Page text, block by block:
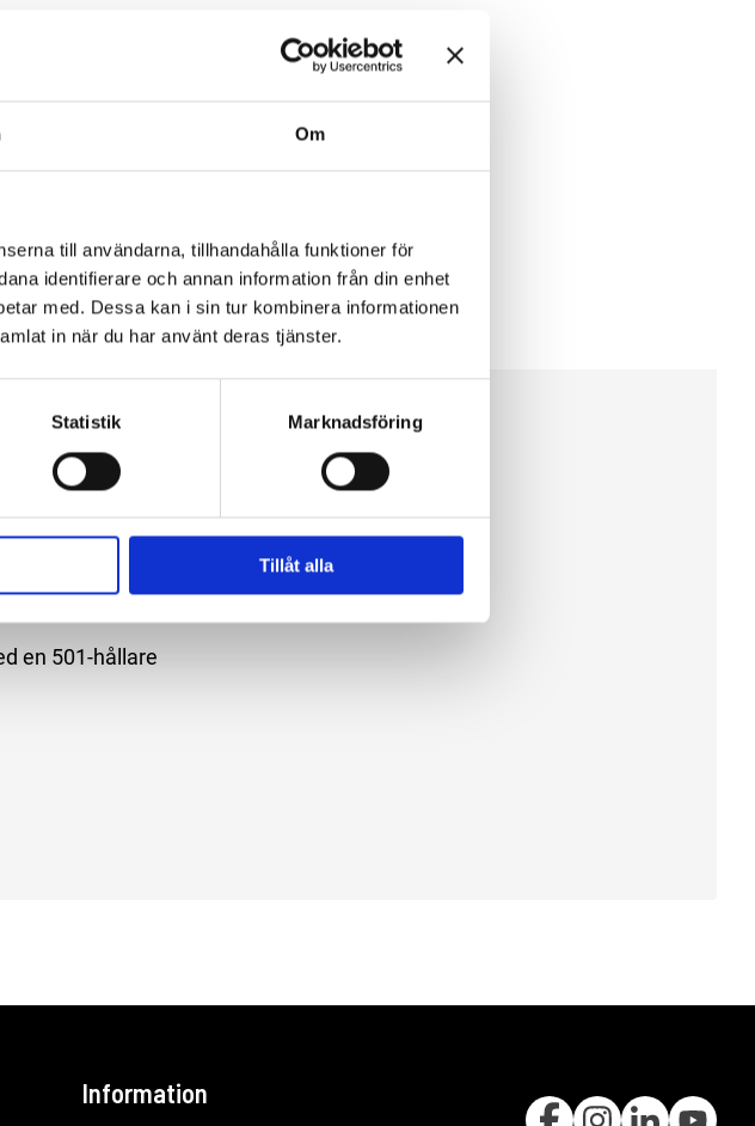
Om
till användarna, tillhandahålla funktioner för
identifierare och annan information från din enhet
med. Dessa kan i sin tur kombinera informationen
in när du har använt deras tjänster.
Statistik Marknadsföring
Tillåt alla
för
för att
en 501-hållare
Information